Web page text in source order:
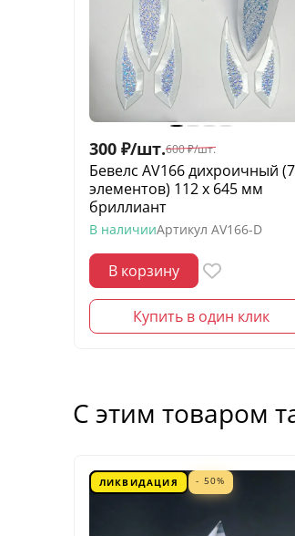
300 ₽/шт.600 ₽/шт.
Бевелс AV166 дихроичный (7
элементов) 112 х 645 мм
бриллиант
В наличииАртикул AV166-D
В корзину
Купить в один клик
С этим товаром
ЛИКВИДАЦИЯ - 50%